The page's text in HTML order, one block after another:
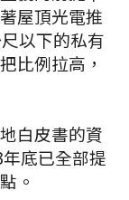
屋頂光電推
以下的私有
比例拉高，
白皮書的資
底已全部提
。